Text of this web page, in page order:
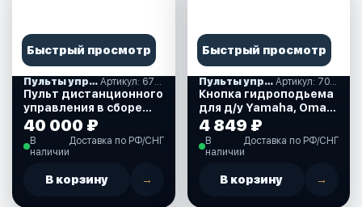
Быстрый просмотр
Пульты управления газ-реверс, аксессуары
Пульт дистанционного
управления в сборе
для Suzuki 25-250 л.с.
(67200-93J62-000)
40 000 ₽
В
наличии
Доставка по РФ/СНГ
В корзину →
Быстрый просмотр
Пульты управления газ-реверс, аксессуары Артикул: 7038256302_ОМ
Кнопка гидроподьема
для д/у Yamaha, Omax
(7038256302_ОМ)
4 849 ₽
В
наличии
Доставка по РФ/СНГ
В корзину →